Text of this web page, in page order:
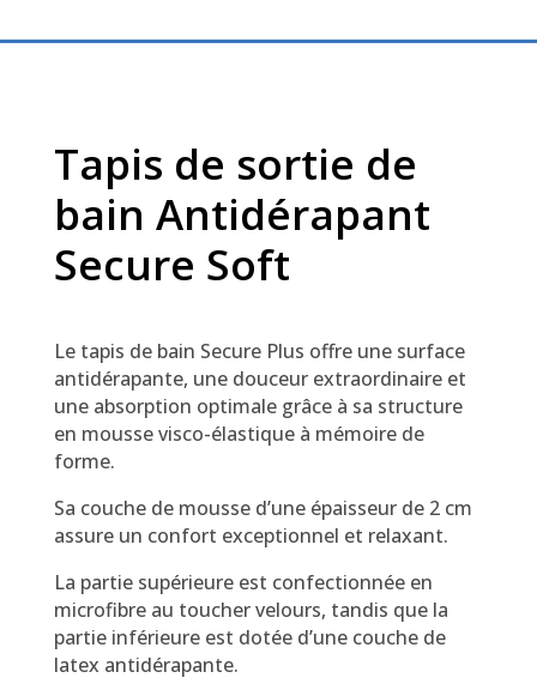
Tapis de sortie de
bain Antidérapant
Secure Soft
Le tapis de bain Secure Plus offre une surface
antidérapante, une douceur extraordinaire et
une absorption optimale grâce à sa structure
en mousse visco-élastique à mémoire de
forme.
Sa couche de mousse d’une épaisseur de 2 cm
assure un confort exceptionnel et relaxant.
La partie supérieure est confectionnée en
microfibre au toucher velours, tandis que la
partie inférieure est dotée d’une couche de
latex antidérapante.